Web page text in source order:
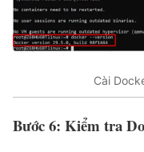
Cài
Bước 6: Kiểm tra